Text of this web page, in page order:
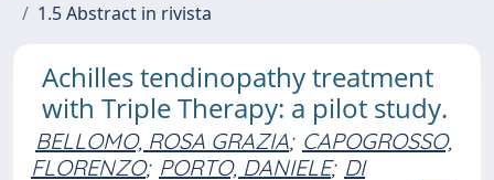
1.5 Abstract in rivista
Achilles tendinopathy treatment
with Triple Therapy: a pilot study.
BELLOMO, ROSA GRAZIA; CAPOGROSSO,
FLORENZO; PORTO, DANIELE; DI